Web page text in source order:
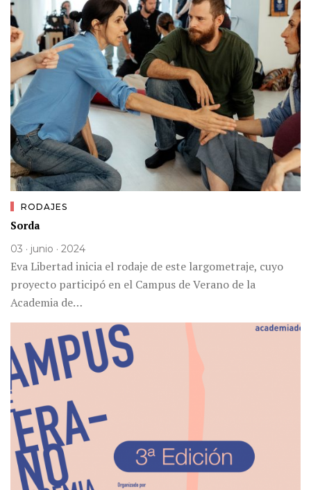
RODAJES
Sorda
03 · junio · 2024
Eva Libertad inicia el rodaje de este largometraje, cuyo
proyecto participó en el Campus de Verano de la
Academia de…